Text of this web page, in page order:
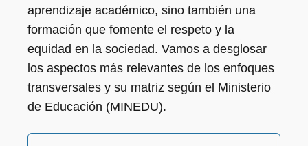
aprendizaje académico, sino también una
formación que fomente el respeto y la
equidad en la sociedad. Vamos a desglosar
los aspectos más relevantes de los enfoques
transversales y su matriz según el Ministerio
de Educación (MINEDU).